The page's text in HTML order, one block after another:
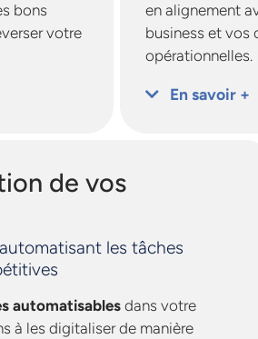
bons
votre
en alignement
business et vos
opérationnelles.
En savoir +
de vos
les tâches
automatisablesdans votre
à les digitaliser de manière